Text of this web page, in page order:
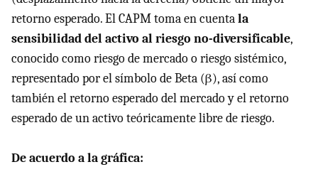
retorno esperado. ElCAPMtoma en cuentala
sensibilidad del activo al riesgo no-diversificable,
conocido como riesgo de mercado o riesgo sistémico,
representado por el símbolo de Beta (β), así como
también el retorno esperado del mercado y el retorno
esperado de un activo teóricamente libre de riesgo.
De acuerdo a la gráfica: